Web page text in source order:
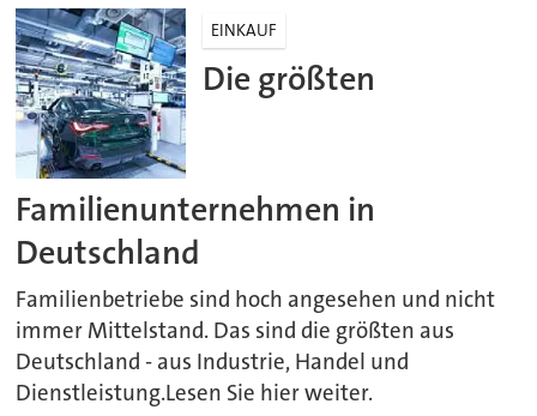
EINKAUF
Die größten
Familienunternehmen in
Deutschland
Familienbetriebe sind hoch angesehen und nicht
immer Mittelstand. Das sind die größten aus
Deutschland - aus Industrie, Handel und
Dienstleistung.Lesen Sie hier weiter.